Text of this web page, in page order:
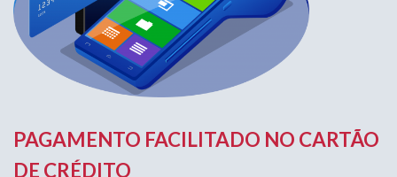
PAGAMENTO FACILITADO NO CARTÃO
DE CRÉDITO